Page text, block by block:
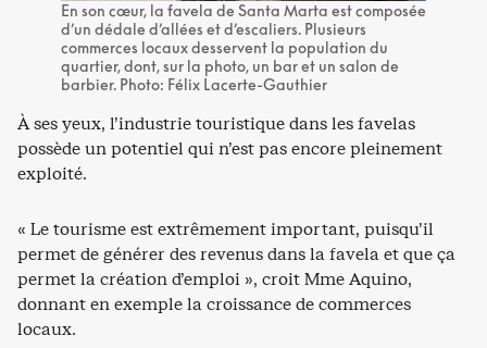
En son cœur, la favela de Santa Marta est composée
d’un dédale d’allées et d’escaliers. Plusieurs
commerces locaux desservent la population du
quartier, dont, sur la photo, un bar et un salon de
barbier. Photo: Félix Lacerte-Gauthier
À ses yeux, l’industrie touristique dans les favelas
possède un potentiel qui n’est pas encore pleinement
exploité.
« Le tourisme est extrêmement important, puisqu’il
permet de générer des revenus dans la favela et que ça
permet la création d’emploi », croit Mme Aquino,
donnant en exemple la croissance de commerces
locaux.